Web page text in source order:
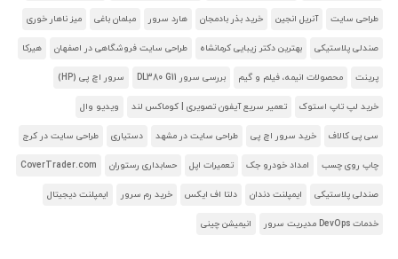
طراحی سایت آنریل انجین خرید بذر بادمجان هارد سرور مبلمان باغی میز ناهار خوری
صندلی پلاستیکی بهترین دکتر زیبایی کرمانشاه طراحی سایت فروشگاهی در اصفهان هیرکا
پرینت محصولات انیمه، فیلم و گیم بررسی سرور DL380 G11 سرور اچ پی (HP)
خرید لپ تاپ استوک تعمیر سریع آیفون تصویری | کوماکس لند ویدیو وال
سی پی کالاف خرید سرور اچ پی طراحی سایت در مشهد دستیاری طراحی سایت در کرج
چاپ روی چسب امداد خودرو جک تعمیرات اپل حسابداری رستوران CoverTrader.com
صندلی پلاستیکی ایمپلنت دندان دلتا اف ایکس خرید رم سرور ایمپلنت دیجیتال
خدمات DevOps مدیریت سرور انیمیشن چینی